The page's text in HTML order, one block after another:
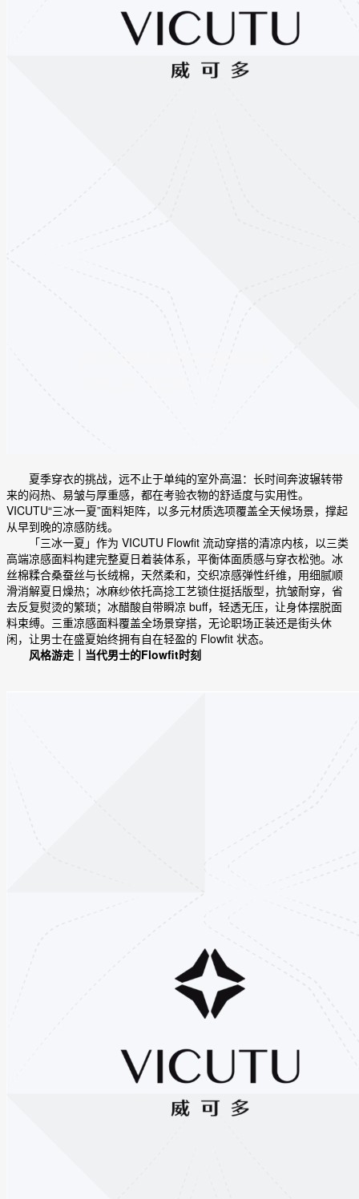
夏季穿衣的挑战，远不止于单纯的室外高温：长时间奔波辗转带
来的闷热、易皱与厚重感，都在考验衣物的舒适度与实用性。
VICUTU“三冰一夏”面料矩阵，以多元材质选项覆盖全天候场景，撑起
从早到晚的凉感防线。
「三冰一夏」作为 VICUTU Flowfit 流动穿搭的清凉内核，以三类
高端凉感面料构建完整夏日着装体系，平衡体面质感与穿衣松弛。冰
丝棉糅合桑蚕丝与长绒棉，天然柔和，交织凉感弹性纤维，用细腻顺
滑消解夏日燥热；冰麻纱依托高捻工艺锁住挺括版型，抗皱耐穿，省
去反复熨烫的繁琐；冰醋酸自带瞬凉 buff，轻透无压，让身体摆脱面
料束缚。三重凉感面料覆盖全场景穿搭，无论职场正装还是街头休
闲，让男士在盛夏始终拥有自在轻盈的 Flowfit 状态。
风格游走｜当代男士的Flowfit时刻